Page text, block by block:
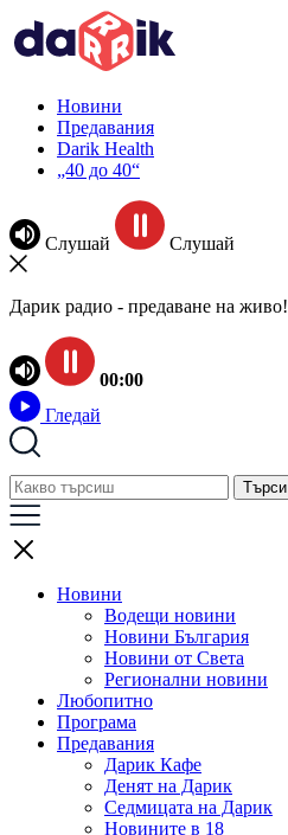
Новини
Предавания
Darik Health
„40 до 40“
Слушай Слушай
Дарик радио - предаване на живо!
00:00
Гледай
Новини
Водещи новини
Новини България
Новини от Света
Регионални новини
Любопитно
Програма
Предавания
Дарик Кафе
Денят на Дарик
Седмицата на Дарик
Новините в 18